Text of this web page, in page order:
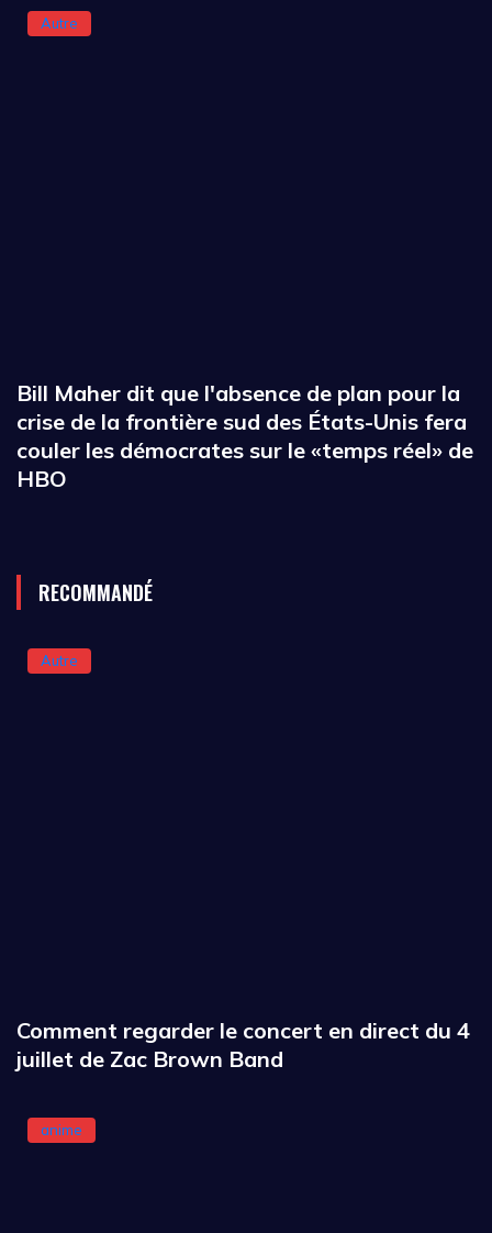
Autre
Bill Maher dit que l'absence de plan pour la
crise de la frontière sud des États-Unis fera
couler les démocrates sur le «temps réel» de
HBO
RECOMMANDÉ
Autre
Comment regarder le concert en direct du 4
juillet de Zac Brown Band
anime